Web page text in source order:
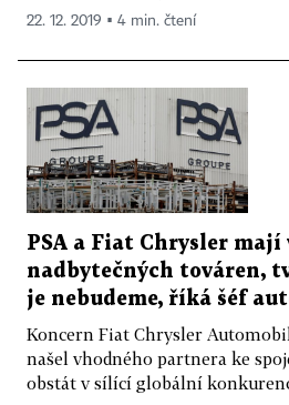
22. 12. 2019 ▪ 4 min. čtení
PSA a Fiat Chrysler mají
nadbytečných továren,
je nebudeme, říká šéf
Koncern Fiat Chrysler
našel vhodného partnera ke
obstát v sílící globální